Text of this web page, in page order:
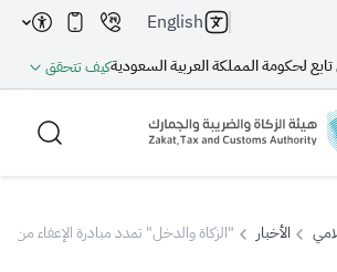
لحكومة المملكة العربية السعوديةكيف تتحقق
English
الأخبار "الزكاة والدخل" تمدد مبادرة الإعفاء من الغرامات